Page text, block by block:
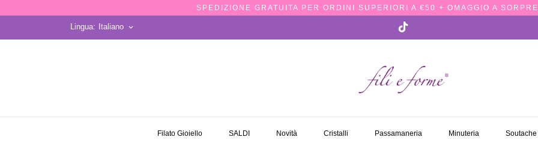
SPEDIZIONE GRATUITA PER ORDINI SUPERIORI A €50 + OMAGGIO A
Lingua: Italiano keyboard_arrow_down
Filato Gioiello SALDI Novità Cristalli Passamaneria Minuteria Soutache